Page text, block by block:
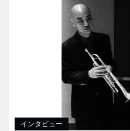
インタビュー